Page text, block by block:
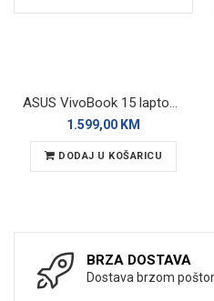
ASUS VivoBook 15 laptop X1504VA-BQ4271W
1.599,00 KM
DODAJ U KOŠARICU
BRZA DOSTAVA
Dostava brzom